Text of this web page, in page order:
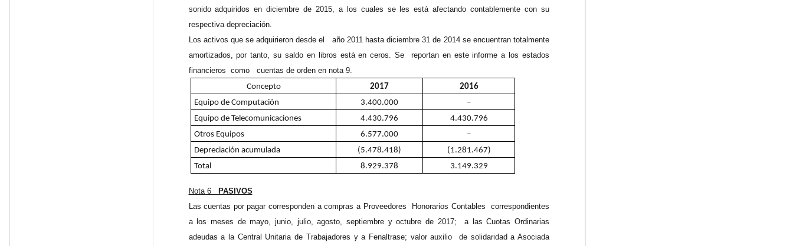
sonido adquiridos en diciembre de 2015, a los cuales se les está afectando contablemente con su
respectiva depreciación.
Los activos que se adquirieron desde el año 2011 hasta diciembre 31 de 2014 se encuentran totalmente
amortizados, por tanto, su saldo en libros está en ceros. Se reportan en este informe a los estados
financieros como cuentas de orden en nota 9.
Concepto
2017
2016
Equipo de Computación
3.400.000
–
Equipo de Telecomunicaciones
4.430.796
4.430.796
Otros Equipos
6.577.000
–
Depreciación acumulada
(5.478.418)
(1.281.467)
Total
8.929.378 3.149.329
Nota 6
PASIVOS
Las cuentas por pagar corresponden a compras a Proveedores Honorarios Contables correspondientes
a los meses de mayo, junio, julio, agosto, septiembre y octubre de 2017; a las Cuotas Ordinarias
adeudas a la Central Unitaria de Trabajadores y a Fenaltrase; valor auxilio de solidaridad a Asociada